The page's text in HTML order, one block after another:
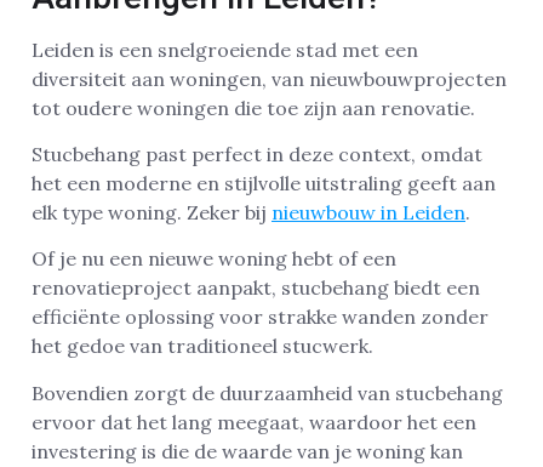
Leiden is een snelgroeiende stad met een
diversiteit aan woningen, van nieuwbouwprojecten
tot oudere woningen die toe zijn aan renovatie.
Stucbehang past perfect in deze context, omdat
het een moderne en stijlvolle uitstraling geeft aan
elk type woning. Zeker bij nieuwbouw in Leiden.
Of je nu een nieuwe woning hebt of een
renovatieproject aanpakt, stucbehang biedt een
efficiënte oplossing voor strakke wanden zonder
het gedoe van traditioneel stucwerk.
Bovendien zorgt de duurzaamheid van stucbehang
ervoor dat het lang meegaat, waardoor het een
investering is die de waarde van je woning kan